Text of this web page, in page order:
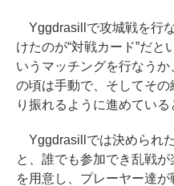
Yggdrasillで攻城戦を行
けたのが“対戦カード”だと
いうマッチングを行なう
の頃は手動で、そしてそ
り振れるように進めている
Yggdrasillでは決められ
と、誰でも参加でき乱戦
を用意し、プレーヤー達